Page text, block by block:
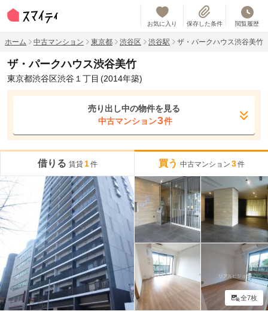
お気に入り 保存した条件 閲覧履歴
ホーム 中古マンション 東京都 渋谷区 渋谷駅 ザ・パークハウス渋谷美竹
ザ・パークハウス渋谷美竹
東京都渋谷区渋谷１丁目 (2014年築)
売り出し中の物件を見る
中古マンション3件
借りる 賃貸 1件 買う 中古マンション 3件
全7枚